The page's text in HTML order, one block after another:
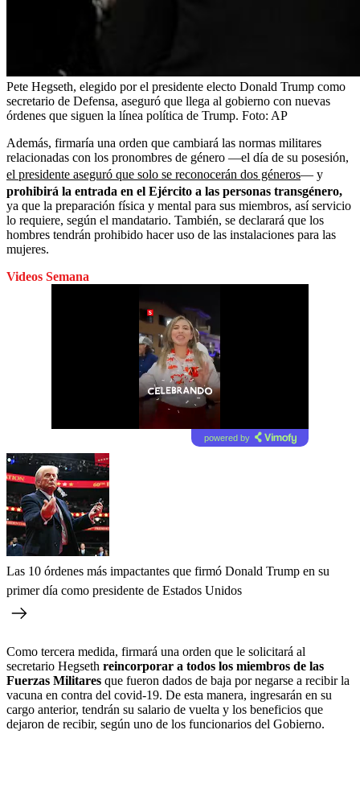
Pete Hegseth, elegido por el presidente electo Donald Trump como
secretario de Defensa, aseguró que llega al gobierno con nuevas
órdenes que siguen la línea política de Trump. Foto: AP
Además, firmaría una orden que cambiará las normas militares
relacionadas con los pronombres de género —el día de su posesión,
el presidente aseguró que solo se reconocerán dos géneros— y
prohibirá la entrada en el Ejército a las personas transgénero,
ya que la preparación física y mental para sus miembros, así servicio
lo requiere, según el mandatario. También, se declarará que los
hombres tendrán prohibido hacer uso de las instalaciones para las
mujeres.
Videos Semana
powered by
Las 10 órdenes más impactantes que firmó Donald Trump en su
primer día como presidente de Estados Unidos
Como tercera medida, firmará una orden que le solicitará al
secretario Hegseth reincorporar a todos los miembros de las
Fuerzas Militares que fueron dados de baja por negarse a recibir la
vacuna en contra del covid-19. De esta manera, ingresarán en su
cargo anterior, tendrán su salario de vuelta y los beneficios que
dejaron de recibir, según uno de los funcionarios del Gobierno.